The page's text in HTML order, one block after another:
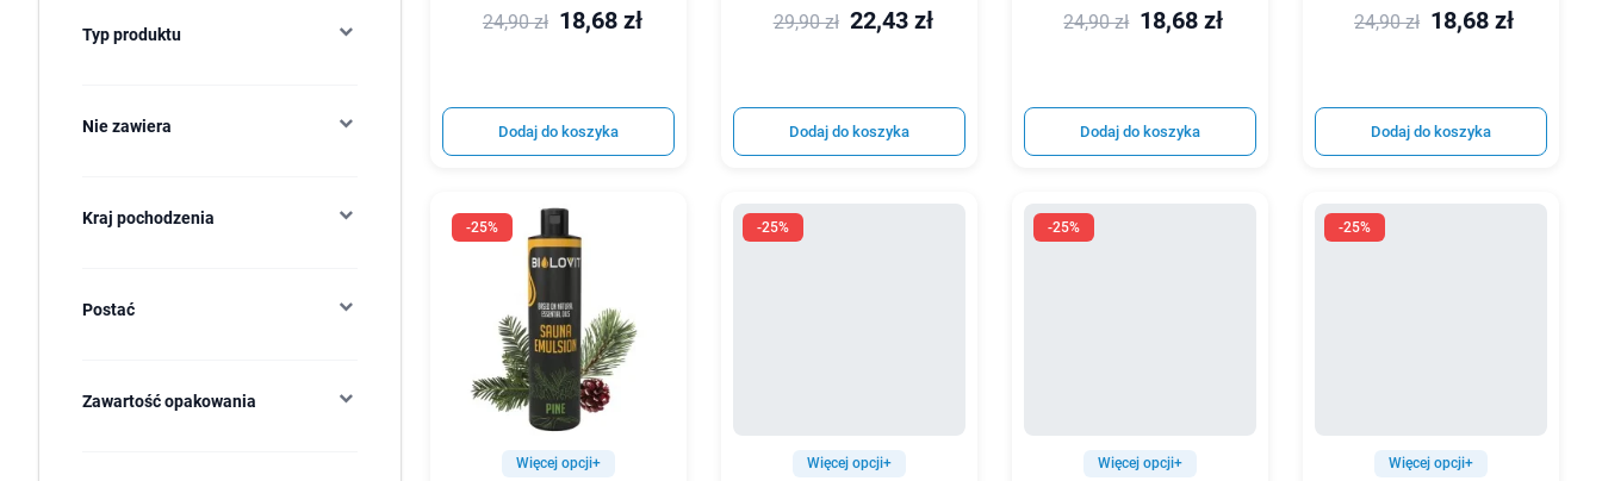
Typ produktu
Nie zawiera
Kraj pochodzenia
Postać
Zawartość opakowania
24,90 zł 18,68 zł
Dodaj do koszyka
29,90 zł 22,43 zł
Dodaj do koszyka
24,90 zł 18,68 zł
Dodaj do koszyka
24,90 zł 18,68 zł
Dodaj do koszyka
-25%
Więcej opcji+
-25%
Więcej opcji+
-25%
Więcej opcji+
-25%
Więcej opcji+